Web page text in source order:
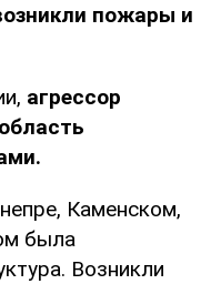
пожары и
агрессор
Каменском,
была
Возникли